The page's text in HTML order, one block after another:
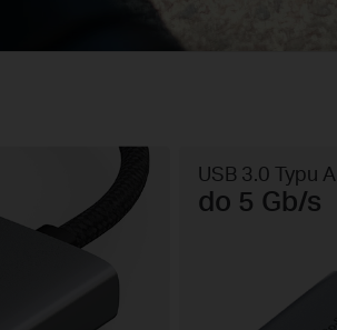
USB 3.0 Typu A
do 5 Gb/s